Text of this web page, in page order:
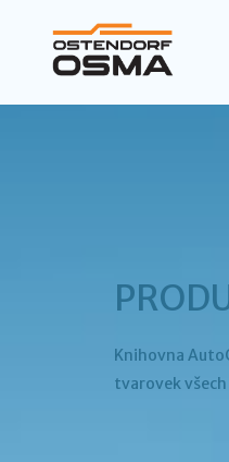
Knihovna
tvarovek